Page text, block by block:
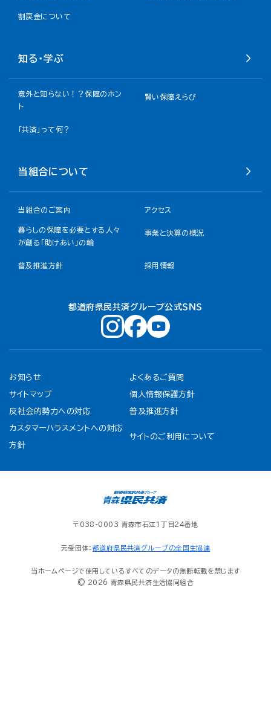
割戻金について​
知る・学ぶ
意外と知らない！？保障のホン
ト
賢い保障えらび
「共済」って何？
当組合について
当組合のご案内 アクセス
暮らしの保障を必要とする人々
が創る「助けあい」の輪
事業と決算の概況
普及推進方針 採用情報
都道府県民共済グループ公式ＳＮＳ
お知らせ よくあるご質問
サイトマップ 個人情報保護方針
反社会的勢力への対応 普及推進方針
カスタマーハラスメントへの対応
方針
サイトのご利用について
〒038-0003 青森市石江1丁目24番地
元受団体： 都道府県民共済グループの全国生協連
当ホームページで使用しているすべてのデータの無断転載を禁じます
© 2026 青森県民共済生活協同組合